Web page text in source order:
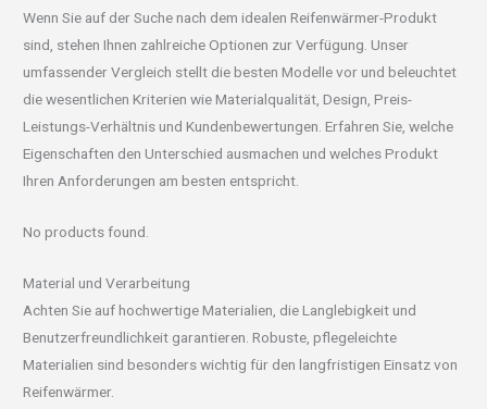
Wenn Sie auf der Suche nach dem idealen Reifenwärmer-Produkt
sind, stehen Ihnen zahlreiche Optionen zur Verfügung. Unser
umfassender Vergleich stellt die besten Modelle vor und beleuchtet
die wesentlichen Kriterien wie Materialqualität, Design, Preis-
Leistungs-Verhältnis und Kundenbewertungen. Erfahren Sie, welche
Eigenschaften den Unterschied ausmachen und welches Produkt
Ihren Anforderungen am besten entspricht.
No products found.
Material und Verarbeitung
Achten Sie auf hochwertige Materialien, die Langlebigkeit und
Benutzerfreundlichkeit garantieren. Robuste, pflegeleichte
Materialien sind besonders wichtig für den langfristigen Einsatz von
Reifenwärmer.